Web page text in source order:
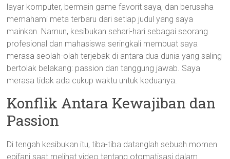
layar komputer, bermain game favorit saya, dan berusaha
memahami meta terbaru dari setiap judul yang saya
mainkan. Namun, kesibukan sehari-hari sebagai seorang
profesional dan mahasiswa seringkali membuat saya
merasa seolah-olah terjebak di antara dua dunia yang saling
bertolak belakang: passion dan tanggung jawab. Saya
merasa tidak ada cukup waktu untuk keduanya.
Konflik Antara Kewajiban dan
Passion
Di tengah kesibukan itu, tiba-tiba datanglah sebuah momen
epifani saat melihat video tentang otomatisasi dalam